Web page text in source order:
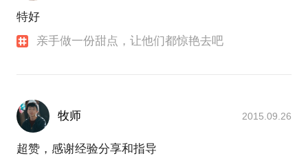
特好
亲手做一份甜点，让他们都惊艳去吧
牧师 2015.09.26
超赞，感谢经验分享和指导